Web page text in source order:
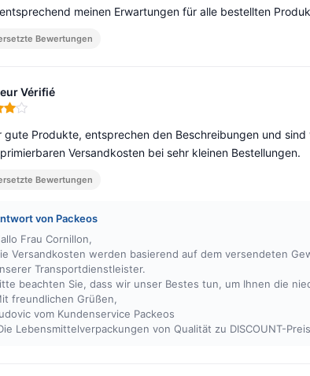
meinen Erwartungen für alle bestellten
Bewertungen
Vérifié
4 von 5
gute Produkte, entsprechen den Beschreibungen und
Versandkosten bei sehr kleinen Bestellungen.
Bewertungen
von Packeos
Frau Cornillon,
Versandkosten werden basierend auf dem versendeten
Transportdienstleister.
beachten Sie, dass wir unser Bestes tun, um Ihnen die
freundlichen Grüßen,
vom Kundenservice Packeos
Lebensmittelverpackungen von Qualität zu DISCOUNT-